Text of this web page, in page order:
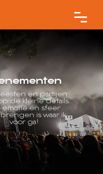
en partijen
de kleine details.
emotie en sfeer
is waar ik
voor ga!